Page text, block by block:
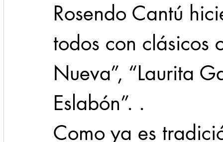
Rosendo Cantú
todos con clásicos
Nueva”, “Laurita
Eslabón”. .
Como ya es